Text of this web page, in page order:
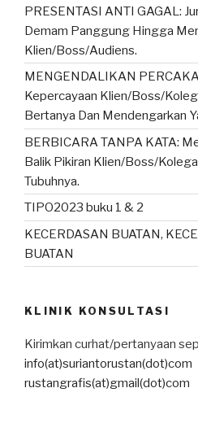
PRESENTASI ANTI GAGAL:
Demam Panggung Hingga
Klien/Boss/Audiens.
MENGENDALIKAN
Kepercayaan Klien/Boss/
Bertanya Dan Mendengarkan
BERBICARA TANPA KATA:
Balik Pikiran Klien/Boss/
Tubuhnya.
TIPO2023 buku 1 & 2
KECERDASAN BUATAN,
BUATAN
KLINIK KONSULTASI
Kirimkan curhat/pertanyaan
info(at)suriantorustan(dot)com
rustangrafis(at)gmail(dot)com